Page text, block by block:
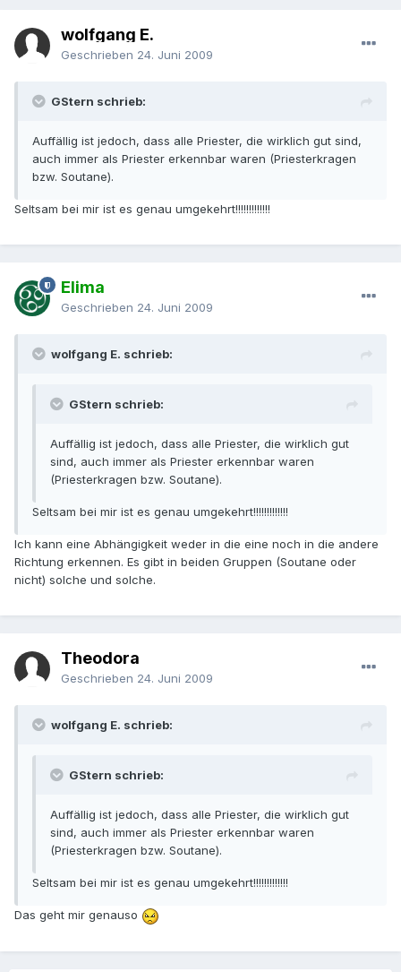
wolfgang E.
Geschrieben 24. Juni 2009
GStern schrieb:
Auffällig ist jedoch, dass alle Priester, die wirklich gut sind,
auch immer als Priester erkennbar waren (Priesterkragen
bzw. Soutane).
Seltsam bei mir ist es genau umgekehrt!!!!!!!!!!!!!
Elima
Geschrieben 24. Juni 2009
wolfgang E. schrieb:
GStern schrieb:
Auffällig ist jedoch, dass alle Priester, die wirklich gut
sind, auch immer als Priester erkennbar waren
(Priesterkragen bzw. Soutane).
Seltsam bei mir ist es genau umgekehrt!!!!!!!!!!!!!
Ich kann eine Abhängigkeit weder in die eine noch in die andere
Richtung erkennen. Es gibt in beiden Gruppen (Soutane oder
nicht) solche und solche.
Theodora
Geschrieben 24. Juni 2009
wolfgang E. schrieb:
GStern schrieb:
Auffällig ist jedoch, dass alle Priester, die wirklich gut
sind, auch immer als Priester erkennbar waren
(Priesterkragen bzw. Soutane).
Seltsam bei mir ist es genau umgekehrt!!!!!!!!!!!!!
Das geht mir genauso